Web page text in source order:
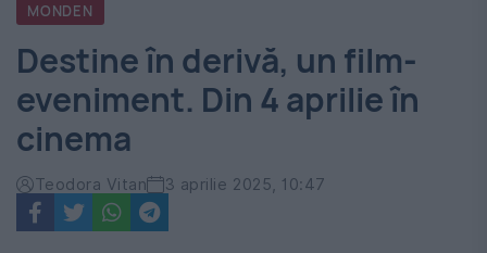
România
-
Evenimentul
Zilei
MONDEN
Destine în derivă, un film-
eveniment. Din 4 aprilie în
cinema
Teodora Vitan 3 aprilie 2025, 10:47